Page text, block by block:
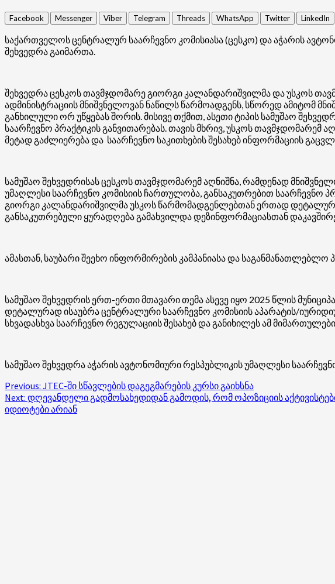
Facebook Messenger Viber Telegram Threads WhatsApp Twitter LinkedIn
საქართველოს ცენტრალურ საარჩევნო კომისიასა (ცესკო) და აჭარის
შეხვედრა გაიმართა.
შეხვედრა ცესკოს თავმჯდომარე გიორგი კალანდარიშვილმა და უსკოს
ადმინისტრაციის მნიშვნელოვან ნაწილს წარმოადგენს, სწორედ ამიტომ
განხილული ორ უწყებას შორის. მისივე თქმით, ასეთი ტიპის სამუშაო
საარჩევნო პრაქტიკის განვითარებას. თავის მხრივ, უსკოს
მეტად გაძლიერება და საარჩევნო საკითხების შესახებ ინფორმაციის
სამუშაო შეხვედრისას ცესკოს თავმჯდომარემ აღნიშნა, რამდენად
უმაღლესი საარჩევნო კომისიის ჩართულობა, განსაკუთრებით
გიორგი კალანდარიშვილმა უსკოს წარმომადგენლებთან ერთად
განსაკუთრებული ყურადღება გამახვილდა დეზინფორმაციასთან
ამასთან, საუბარი შეეხო ინფორმირების კამპანიასა და
სამუშაო შეხვედრის ერთ-ერთი მთავარი თემა ასევე იყო 2025 წლის
დეტალურად ისაუბრა ცენტრალური საარჩევნო კომისიის აპარატის/
სხვადასხვა საარჩევნო რეგულაციის შესახებ და განიხილეს ამ
სამუშაო შეხვედრა აჭარის ავტონომიური რესპუბლიკის უმაღლესი
Post
navigation
Previous: JTEC-ში სწავლების დაგეგმარების კურსი გაიხსნა
Next: დღევანდელი გადმოსახედიდან გამოდის, რომ ოპოზიციის
იდიოტები არიან